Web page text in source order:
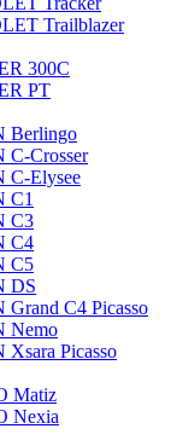
Trailblazer
300C
PT
Berlingo
C-Crosser
C-Elysee
C1
C3
C4
C5
DS
C4 Picasso
Nemo
Picasso
Matiz
Nexia